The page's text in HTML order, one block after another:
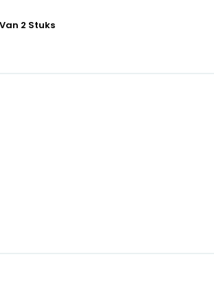
2 Stuks